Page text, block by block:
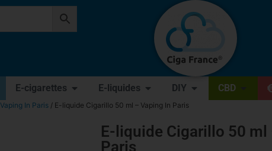
E-cigarettes E-liquides DIY CBD
Vaping In Paris / E-liquide Cigarillo 50 ml – Vaping In Paris
E-liquide Cigarillo 50 ml
Paris